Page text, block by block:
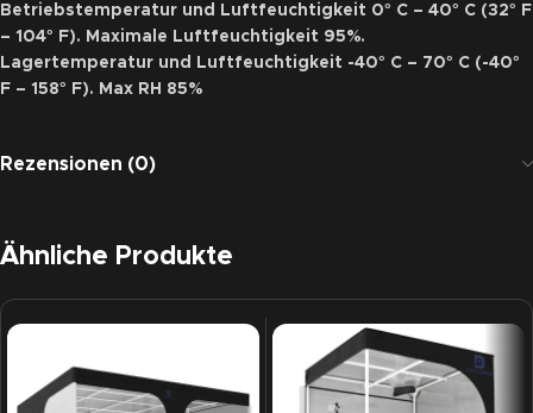
Betriebstemperatur und Luftfeuchtigkeit 0° C – 40° C (32° F
– 104° F). Maximale Luftfeuchtigkeit 95%.
Lagertemperatur und Luftfeuchtigkeit -40° C – 70° C (-40°
F – 158° F). Max RH 85%
Rezensionen (0)
Ähnliche Produkte